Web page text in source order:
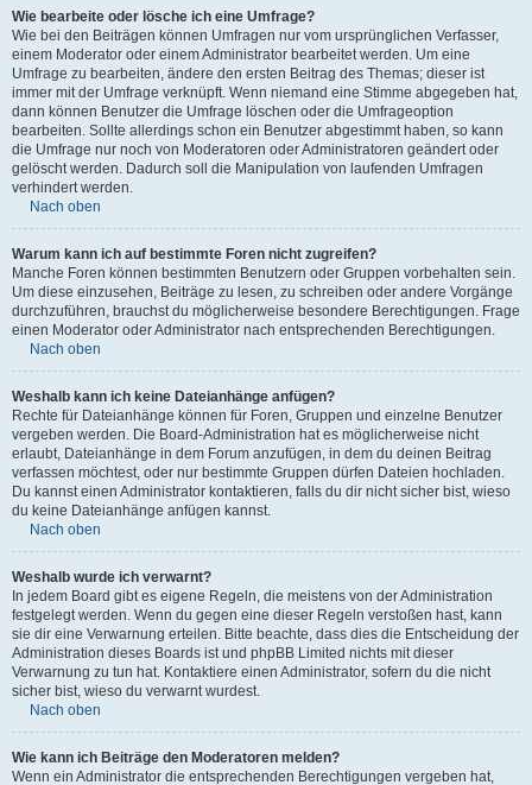
Wie bearbeite oder lösche ich eine Umfrage?
Wie bei den Beiträgen können Umfragen nur vom ursprünglichen Verfasser,
einem Moderator oder einem Administrator bearbeitet werden. Um eine
Umfrage zu bearbeiten, ändere den ersten Beitrag des Themas; dieser ist
immer mit der Umfrage verknüpft. Wenn niemand eine Stimme abgegeben hat,
dann können Benutzer die Umfrage löschen oder die Umfrageoption
bearbeiten. Sollte allerdings schon ein Benutzer abgestimmt haben, so kann
die Umfrage nur noch von Moderatoren oder Administratoren geändert oder
gelöscht werden. Dadurch soll die Manipulation von laufenden Umfragen
verhindert werden.
Nach oben
Warum kann ich auf bestimmte Foren nicht zugreifen?
Manche Foren können bestimmten Benutzern oder Gruppen vorbehalten sein.
Um diese einzusehen, Beiträge zu lesen, zu schreiben oder andere Vorgänge
durchzuführen, brauchst du möglicherweise besondere Berechtigungen. Frage
einen Moderator oder Administrator nach entsprechenden Berechtigungen.
Nach oben
Weshalb kann ich keine Dateianhänge anfügen?
Rechte für Dateianhänge können für Foren, Gruppen und einzelne Benutzer
vergeben werden. Die Board-Administration hat es möglicherweise nicht
erlaubt, Dateianhänge in dem Forum anzufügen, in dem du deinen Beitrag
verfassen möchtest, oder nur bestimmte Gruppen dürfen Dateien hochladen.
Du kannst einen Administrator kontaktieren, falls du dir nicht sicher bist, wieso
du keine Dateianhänge anfügen kannst.
Nach oben
Weshalb wurde ich verwarnt?
In jedem Board gibt es eigene Regeln, die meistens von der Administration
festgelegt werden. Wenn du gegen eine dieser Regeln verstoßen hast, kann
sie dir eine Verwarnung erteilen. Bitte beachte, dass dies die Entscheidung der
Administration dieses Boards ist und phpBB Limited nichts mit dieser
Verwarnung zu tun hat. Kontaktiere einen Administrator, sofern du die nicht
sicher bist, wieso du verwarnt wurdest.
Nach oben
Wie kann ich Beiträge den Moderatoren melden?
Wenn ein Administrator die entsprechenden Berechtigungen vergeben hat,